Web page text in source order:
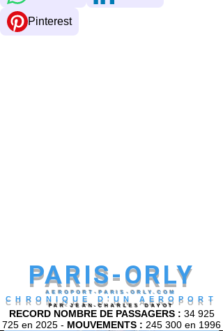
Pinterest
PARIS-ORLY
AEROPORT-PARIS-ORLY.COM
CHRONIQUE D'UN AEROPORT
PAR JEAN-CHARLES DAYOT
RECORD NOMBRE DE PASSAGERS : 34 925
725 en 2025 - MOUVEMENTS : 245 300 en 1996